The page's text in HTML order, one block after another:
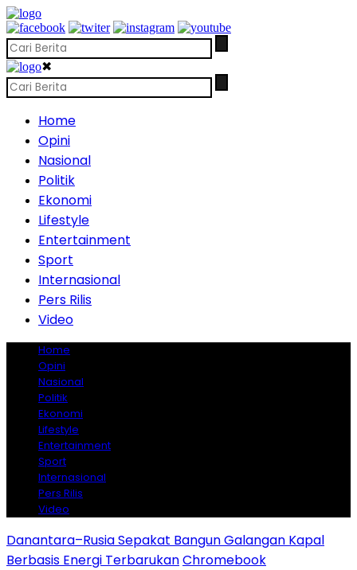
✖
Home
Opini
Nasional
Politik
Ekonomi
Lifestyle
Entertainment
Sport
Internasional
Pers Rilis
Video
Home
Opini
Nasional
Politik
Ekonomi
Lifestyle
Entertainment
Sport
Internasional
Pers Rilis
Video
Danantara–Rusia Sepakat Bangun Galangan Kapal
Berbasis Energi TerbarukanChromebook